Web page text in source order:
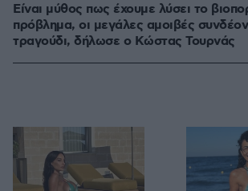
Είναι μύθος πως έχουμε λύσει το
πρόβλημα, οι μεγάλες αμοιβές
τραγούδι, δήλωσε ο Κώστας Τουρνάς